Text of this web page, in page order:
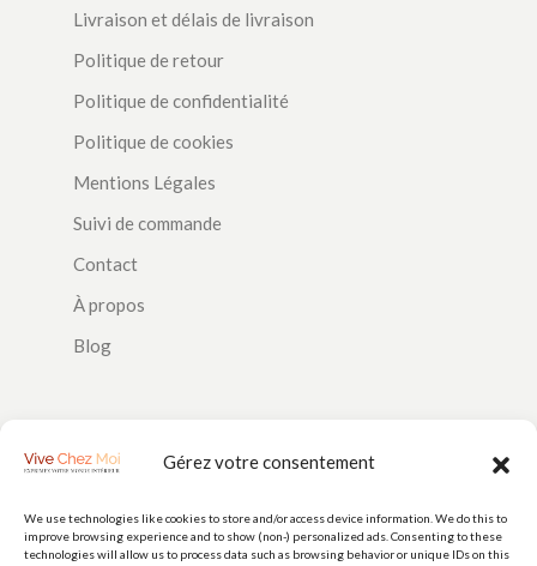
Gérez votre consentement
We use technologies like cookies to store and/or access device information. We do this to
improve browsing experience and to show (non-) personalized ads. Consenting to these
technologies will allow us to process data such as browsing behavior or unique IDs on this
Livraison et délais de livraison
Politique de retour
Politique de confidentialité
Politique de cookies
Mentions Légales
Suivi de commande
Contact
À propos
Blog
PAIEMENTS